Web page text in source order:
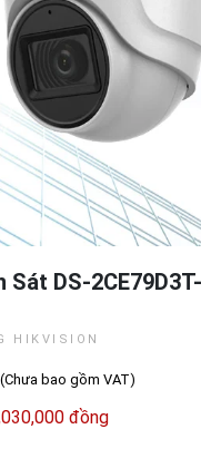
Sát DS-
HIKVISION
(Chưa bao gồm VAT)
đồng